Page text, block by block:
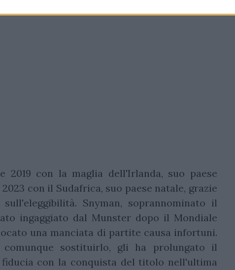
2019 con la maglia dell'Irlanda, suo paese
con il Sudafrica, suo paese natale, grazie
Snyman, soprannominato il
ingaggiato dal Munster dopo il Mondiale
una manciata di partite causa infortuni.
sostituirlo, gli ha prolungato il
con la conquista del titolo nell'ultima